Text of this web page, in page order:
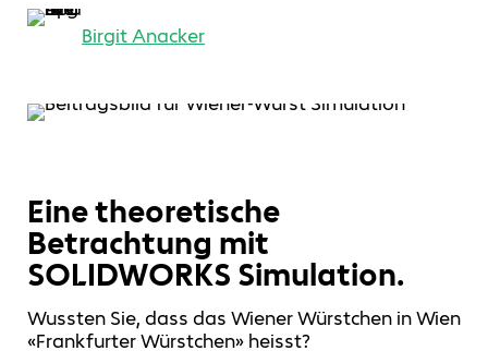
Birgit Anacker
Eine theoretische
Betrachtung mit
SOLIDWORKS Simulation.
Wussten Sie, dass das Wiener Würstchen in Wien
«Frankfurter Würstchen» heisst?